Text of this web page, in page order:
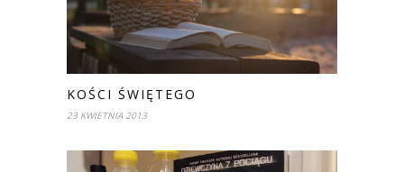
KOŚCI ŚWIĘTEGO
23 KWIETNIA 2013